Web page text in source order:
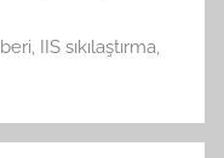
, IIS sıkılaştırma,